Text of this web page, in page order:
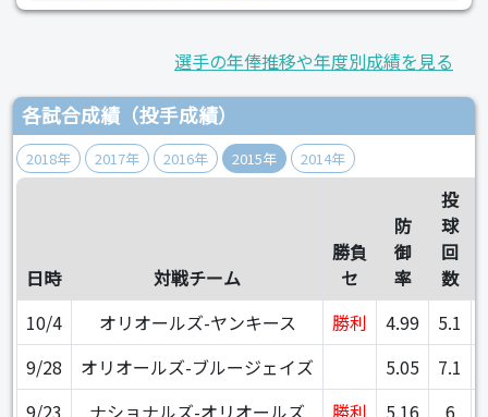
選手の年俸推移や年度別成績を見る
各試合成績（投手成績）
2018年 2017年 2016年 2015年 2014年
日時 対戦チーム
勝負
セ
防
御
率
投
球
回
数
10/4
オリオールズ-ヤンキース 勝利 4.99 5.1
9/28
オリオールズ-ブルージェイズ 5.05 7.1
9/23
ナショナルズ-オリオールズ 勝利 5.16 6